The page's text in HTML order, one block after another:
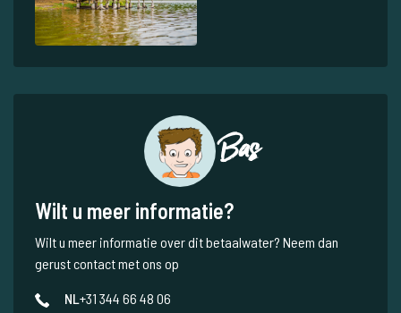
Bas
Wilt u meer informatie?
Wilt u meer informatie over dit betaalwater? Neem dan
gerust contact met ons op
NL+31 344 66 48 06